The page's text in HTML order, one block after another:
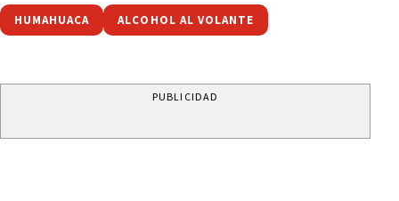
HUMAHUACA ALCOHOL AL VOLANTE
PUBLICIDAD